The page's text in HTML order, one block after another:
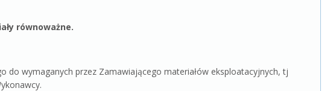
równoważne.
wymaganych przez Zamawiającego materiałów eksploatacyjnych, tj